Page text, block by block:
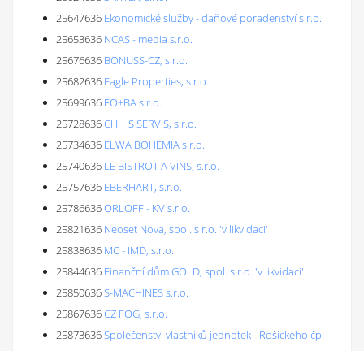
25647636 Ekonomické služby - daňové poradenství s.r.o.
25653636 NCAS - media s.r.o.
25676636 BONUSS-CZ, s.r.o.
25682636 Eagle Properties, s.r.o.
25699636 FO+BA s.r.o.
25728636CH + S SERVIS, s.r.o.
25734636 ELWA BOHEMIA s.r.o.
25740636 LE BISTROT A VINS, s.r.o.
25757636 EBERHART, s.r.o.
25786636ORLOFF - KV s.r.o.
25821636 Neoset Nova, spol. s r.o. 'v likvidaci'
25838636 MC - IMD, s.r.o.
25844636 Finanční dům GOLD, spol. s.r.o. 'v likvidaci'
25850636S-MACHINES s.r.o.
25867636CZ FOG, s.r.o.
25873636Společenství vlastníků jednotek - Rošického čp.